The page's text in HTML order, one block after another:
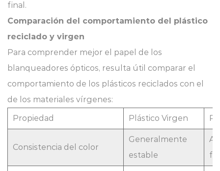
final.
Comparación del comportamiento del plástico
reciclado y virgen
Para comprender mejor el papel de los
blanqueadores ópticos, resulta útil comparar el
comportamiento de los plásticos reciclados con el
de los materiales vírgenes:
Propiedad
Plástico Virgen
Consistencia del color
Generalmente
estable
A